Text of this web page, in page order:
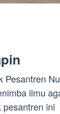
Pesantren
ilmu
ini